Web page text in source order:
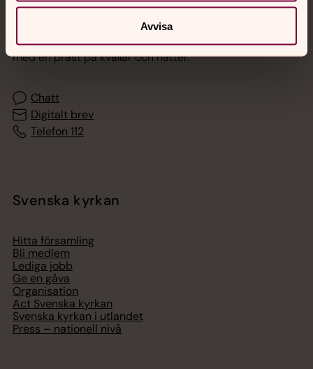
Avvisa
Jourhavande präst
Akut samtals- och krisstöd. Prata eller chatta anonymt
med en präst på kvällar och nätter.
Chatt
Digitalt brev
Telefon 112
Svenska kyrkan
Hitta församling
Bli medlem
Lediga jobb
Ge en gåva
Organisation
Act Svenska kyrkan
Svenska kyrkan i utlandet
Press – nationell nivå